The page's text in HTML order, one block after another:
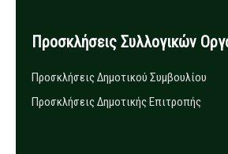
Προσκλήσεις Συλλογικών
Προσκλήσεις Δημοτικού Συμβουλίου
Προσκλήσεις Δημοτικής Επιτροπής